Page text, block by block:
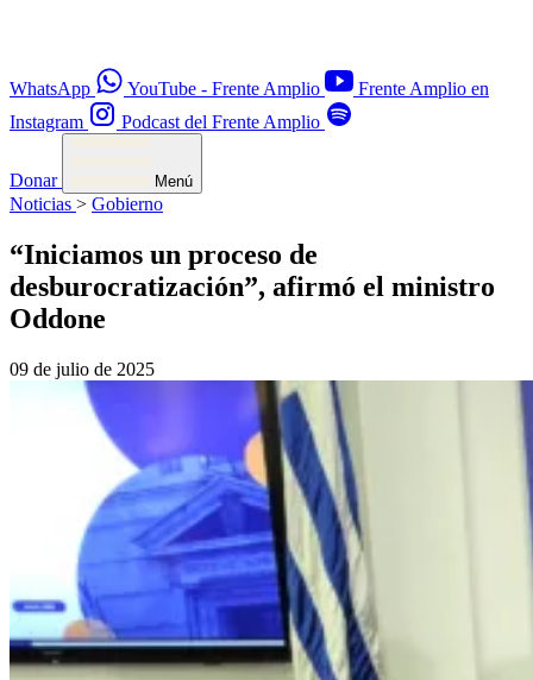
WhatsApp YouTube - Frente Amplio
Frente Amplio en
Instagram
Podcast del Frente Amplio
Donar Menú
Noticias > Gobierno
“Iniciamos un proceso de
desburocratización”, afirmó el ministro
Oddone
09 de julio de 2025